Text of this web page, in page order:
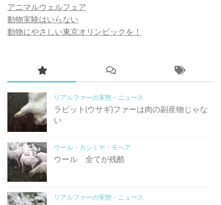
アニマルウェルフェア
動物実験はいらない
動物にやさしい東京オリンピックを！
リアルファーの実態・ニュース
ラビット(ウサギ)ファーは肉の副産物じゃな
い
ウール・カシミヤ・モヘア
ウール 全てが残酷
リアルファーの実態・ニュース